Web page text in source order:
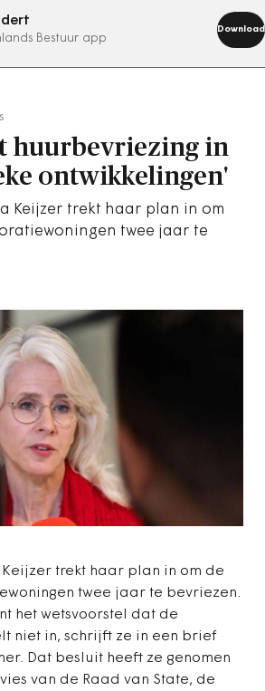
Bestuur app
Download
nu
huurbevriezing in
ontwikkelingen'
Keijzer trekt haar plan in om
twee jaar te
trekt haar plan in om de
twee jaar te bevriezen.
het wetsvoorstel dat de
niet in, schrijft ze in een brief
Dat besluit heeft ze genomen
van de Raad van State, de